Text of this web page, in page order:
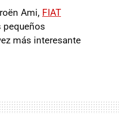
Ami, FIAT
pequeños
más interesante